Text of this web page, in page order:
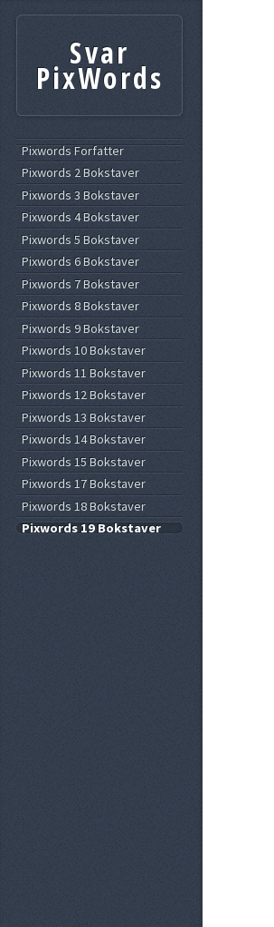
Svar
PixWords
Pixwords Forfatter
Pixwords 2 Bokstaver
Pixwords 3 Bokstaver
Pixwords 4 Bokstaver
Pixwords 5 Bokstaver
Pixwords 6 Bokstaver
Pixwords 7 Bokstaver
Pixwords 8 Bokstaver
Pixwords 9 Bokstaver
Pixwords 10 Bokstaver
Pixwords 11 Bokstaver
Pixwords 12 Bokstaver
Pixwords 13 Bokstaver
Pixwords 14 Bokstaver
Pixwords 15 Bokstaver
Pixwords 17 Bokstaver
Pixwords 18 Bokstaver
Pixwords 19 Bokstaver